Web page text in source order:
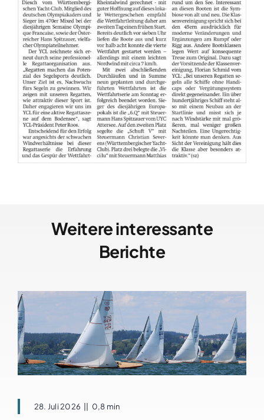
Weitere interessante
Berichte
28. Juli 2026 0,8 min